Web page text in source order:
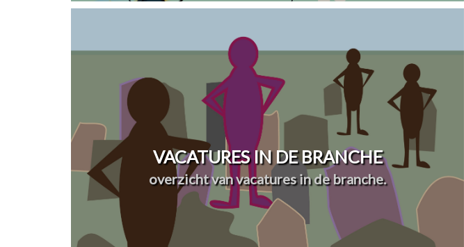
VACATURES IN DE BRANCHE
overzicht van vacatures in de branche.